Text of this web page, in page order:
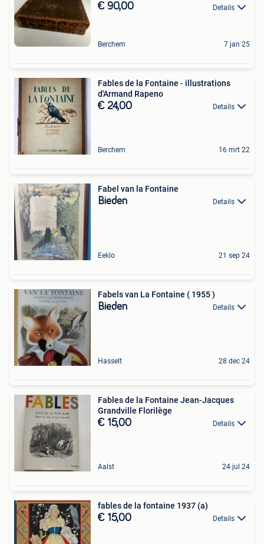
€ 90,00 Details
Berchem 7 jan 25
Fables de la Fontaine - illustrations
d'Armand Rapeno
€ 24,00 Details
Berchem 16 mrt 22
Fabel van la Fontaine
Bieden Details
Eeklo 21 sep 24
Fabels van La Fontaine ( 1955 )
Bieden Details
Hasselt 28 dec 24
Fables de la Fontaine Jean-Jacques
Grandville Florilège
€ 15,00 Details
Aalst 24 jul 24
fables de la fontaine 1937 (a)
€ 15,00 Details